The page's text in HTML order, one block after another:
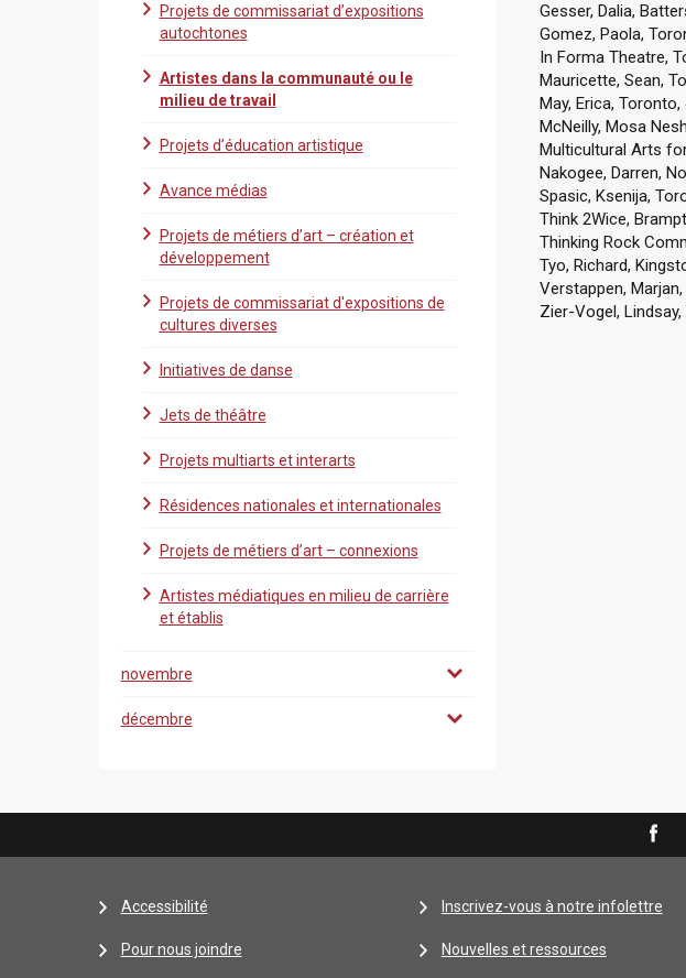
Projets de commissariat d’expositions
autochtones
Artistes dans la communauté ou le
milieu de travail
Projets d’éducation artistique
Avance médias
Projets de métiers d’art – création et
développement
Projets de commissariat d'expositions de
cultures diverses
Initiatives de danse
Jets de théâtre
Projets multiarts et interarts
Résidences nationales et internationales
Projets de métiers d’art – connexions
Artistes médiatiques en milieu de carrière
et établis
novembre
décembre
Gesser, Dalia,
Gomez, Paola,
In Forma Theatre,
Mauricette, Sean,
May, Erica, Toronto,
McNeilly, Mosa
Multicultural Arts
Nakogee, Darren,
Spasic, Ksenija,
Think 2Wice,
Thinking Rock
Tyo, Richard,
Verstappen,
Zier-Vogel,
Accessibilité
Pour nous joindre
Inscrivez-vous à notre infolettre
Nouvelles et ressources